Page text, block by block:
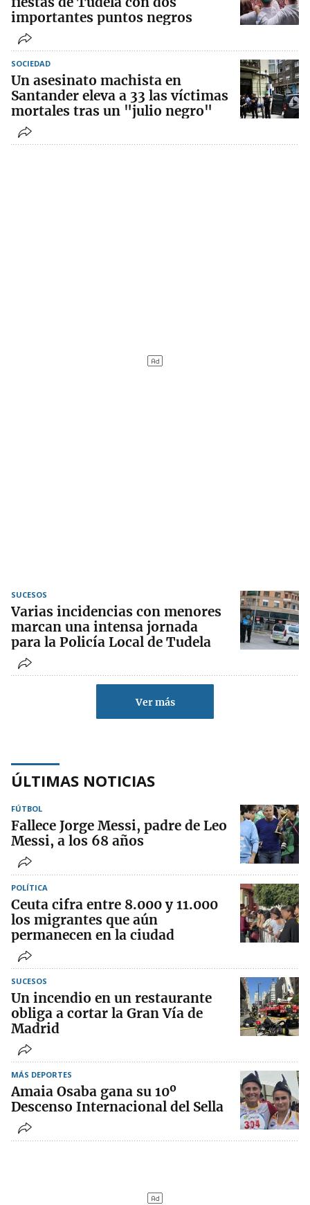
importantes puntos negros
SOCIEDAD
Un asesinato machista en
Santander eleva a 33 las víctimas
mortales tras un "julio negro"
SUCESOS
Varias incidencias con menores
marcan una intensa jornada
para la Policía Local de Tudela
Ver más
ÚLTIMAS NOTICIAS
FÚTBOL
Fallece Jorge Messi, padre de Leo
Messi, a los 68 años
POLÍTICA
Ceuta cifra entre 8.000 y 11.000
los migrantes que aún
permanecen en la ciudad
SUCESOS
Un incendio en un restaurante
obliga a cortar la Gran Vía de
Madrid
MÁS DEPORTES
Amaia Osaba gana su 10º
Descenso Internacional del Sella